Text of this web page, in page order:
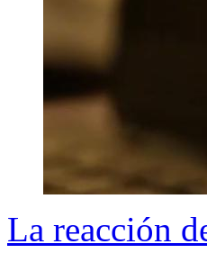
La reacción